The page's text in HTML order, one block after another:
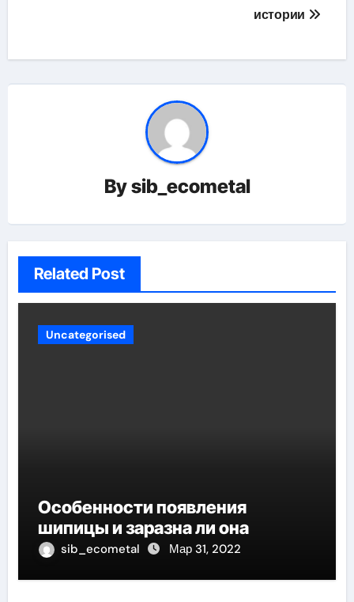
истории
Bysib_ecometal
Related Post
Uncategorised
Особенности появления
шипицы и заразна ли она
sib_ecometal Мар 31, 2022